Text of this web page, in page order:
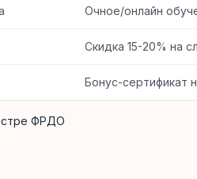
Очное/онлайн
Скидка 15-20% на
Бонус-сертификат
ФРДО